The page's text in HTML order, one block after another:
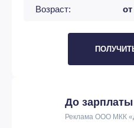
Возраст:
До зарплаты
Реклама ООО МКК